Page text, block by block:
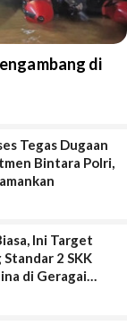
di
Tegas Dugaan
Bintara Polri,
Ini Target
2 SKK
di Geragai